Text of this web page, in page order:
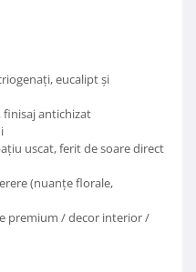
eucalipt și
antichizat
uscat, ferit de soare direct
(nuanțe florale,
premium / decor interior /